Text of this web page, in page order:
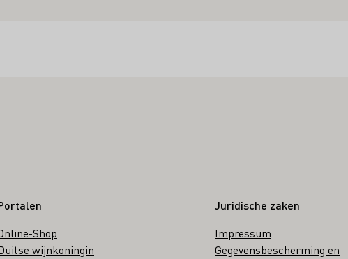
Shop
wijnkoningin
Juridische zaken
Impressum
Gegevensbescherming en